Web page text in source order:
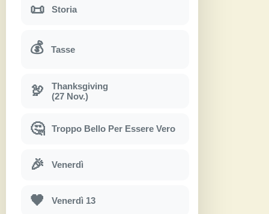
📜 Storia
💰 Tasse
🦃
Thanksgiving
(27 Nov.)
🤔 Troppo Bello Per Essere Vero
🎉 Venerdì
🖤 Venerdì 13